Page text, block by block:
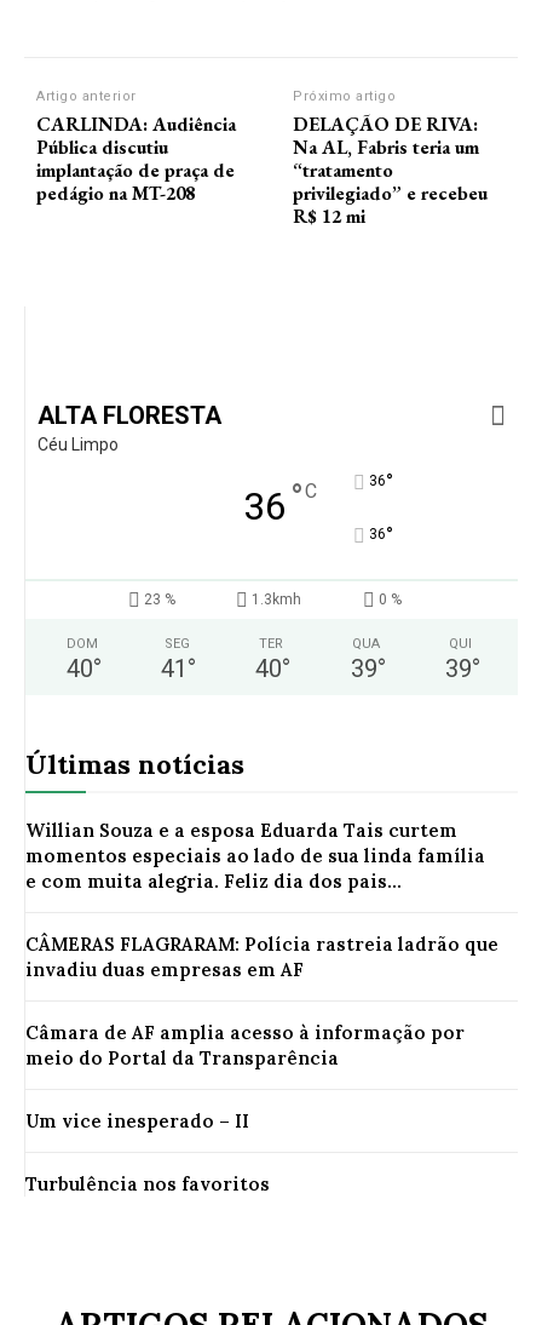
Artigo anterior
CARLINDA: Audiência
Pública discutiu
implantação de praça de
pedágio na MT-208
Próximo artigo
DELAÇÃO DE RIVA:
Na AL, Fabris teria um
“tratamento
privilegiado” e recebeu
R$ 12 mi
ALTA FLORESTA
Céu Limpo
36 °C 36°
36°
23 % 1.3kmh 0 %
DOM
40°
SEG
41 °
TER
40°
QUA
39°
QUI
39°
Últimas notícias
Willian Souza e a esposa Eduarda Tais curtem
momentos especiais ao lado de sua linda família
e com muita alegria. Feliz dia dos pais...
CÂMERAS FLAGRARAM: Polícia rastreia ladrão que
invadiu duas empresas em AF
Câmara de AF amplia acesso à informação por
meio do Portal da Transparência
Um vice inesperado – II
Turbulência nos favoritos